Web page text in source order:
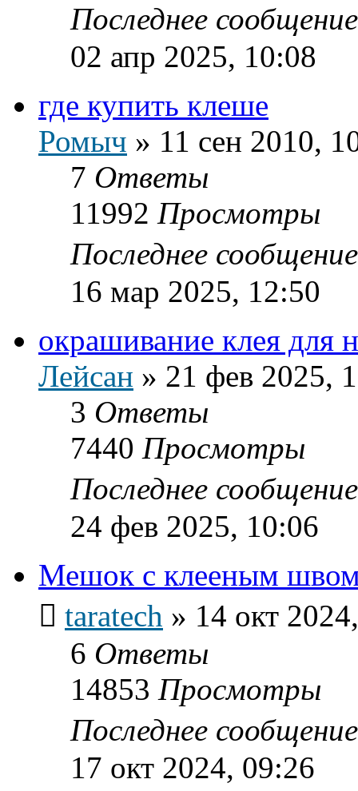
Последнее
02 апр 2025, 10:08
где купить клеше
Ромыч » 11 сен 2010,
7 Ответы
11992 Просмотры
Последнее
16 мар 2025, 12:50
окрашивание клея для
Лейсан » 21 фев 2025,
3 Ответы
7440 Просмотры
Последнее
24 фев 2025, 10:06
Мешок с клееным
taratech » 14 окт
6 Ответы
14853 Просмотры
Последнее
17 окт 2024, 09:26